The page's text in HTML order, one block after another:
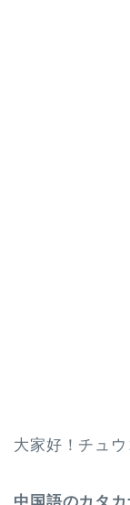
大家好！チュ